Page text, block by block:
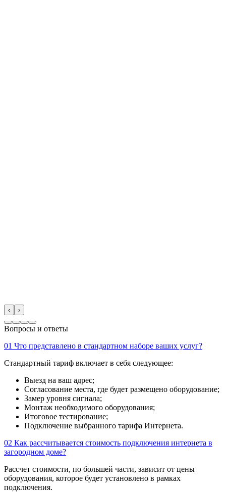
‹ ›
Вопросы и ответы
01 Что представлено в стандартном наборе ваших услуг?
Стандартный тариф включает в себя следующее:
Выезд на ваш адрес;
Согласование места, где будет размещено оборудование;
Замер уровня сигнала;
Монтаж необходимого оборудования;
Итоговое тестирование;
Подключение выбранного тарифа Интернета.
02 Как рассчитывается стоимость подключения интернета в
загородном доме?
Рассчет стоимости, по большей части, зависит от цены
оборудования, которое будет установлено в рамках
подключения.